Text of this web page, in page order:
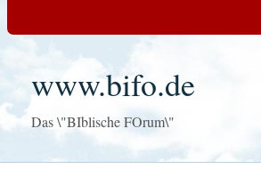
www.bifo.de
Das \"BIblische FOrum\"